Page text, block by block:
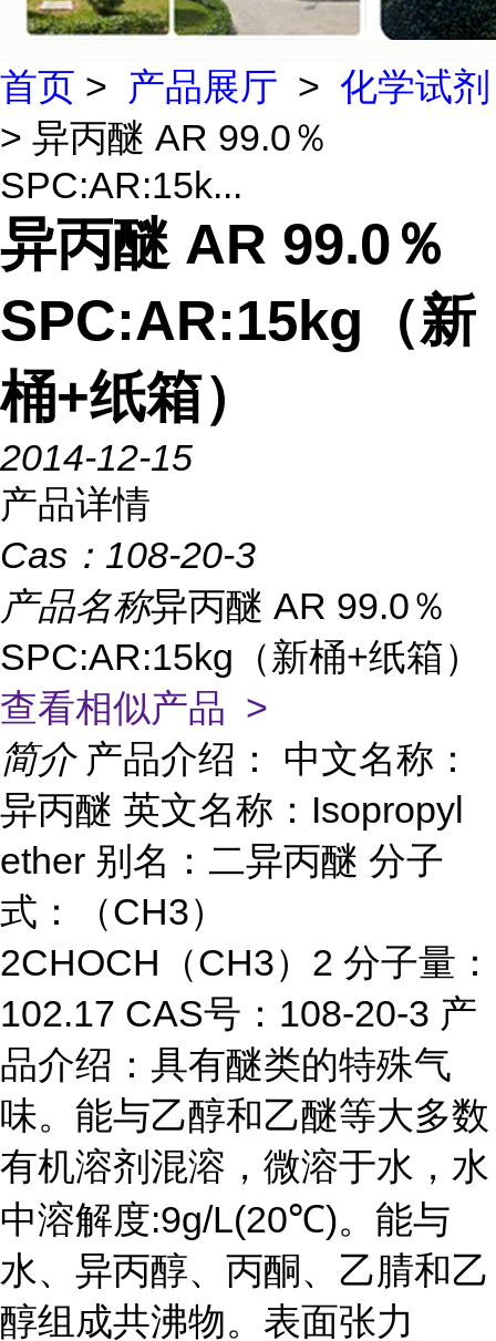
首页 > 产品展厅 > 化学试剂
> 异丙醚 AR 99.0％
SPC:AR:15k...
异丙醚 AR 99.0％
SPC:AR:15kg（新
桶+纸箱）
2014-12-15
产品详情
Cas： 108-20-3
产品名称异丙醚 AR 99.0％
SPC:AR:15kg（新桶+纸箱）
查看相似产品 >
简介 产品介绍： 中文名称：
异丙醚 英文名称：Isopropyl
ether 别名：二异丙醚 分子
式：（CH3）
2CHOCH（CH3）2 分子量：
102.17 CAS号：108-20-3 产
品介绍：具有醚类的特殊气
味。能与乙醇和乙醚等大多数
有机溶剂混溶，微溶于水，水
中溶解度:9g/L(20℃)。能与
水、异丙醇、丙酮、乙腈和乙
醇组成共沸物。表面张力